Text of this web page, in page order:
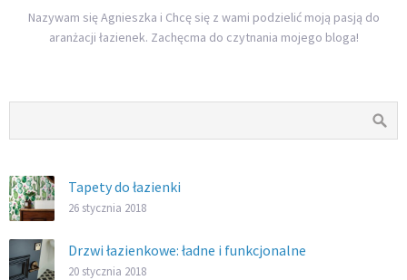
Nazywam się Agnieszka i Chcę się z wami podzielić moją pasją do
aranżacji łazienek. Zachęcma do czytnania mojego bloga!
Tapety do łazienki
26 stycznia 2018
Drzwi łazienkowe: ładne i funkcjonalne
20 stycznia 2018